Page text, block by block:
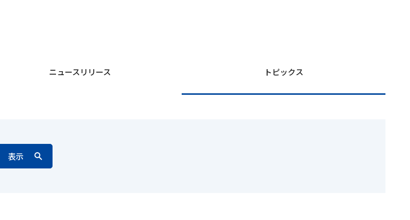
ニュースリリース トピックス
表示